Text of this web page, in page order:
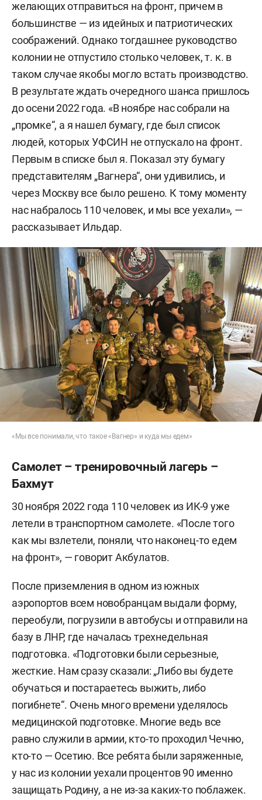
желающих отправиться на фронт, причем в
большинстве — из идейных и патриотических
соображений. Однако тогдашнее руководство
колонии не отпустило столько человек, т. к. в
таком случае якобы могло встать производство.
В результате ждать очередного шанса пришлось
до осени 2022 года. «В ноябре нас собрали на
„промке“, а я нашел бумагу, где был список
людей, которых УФСИН не отпускало на фронт.
Первым в списке был я. Показал эту бумагу
представителям „Вагнера“, они удивились, и
через Москву все было решено. К тому моменту
нас набралось 110 человек, и мы все уехали», —
рассказывает Ильдар.
«Мы все понимали, что такое «Вагнер» и куда мы едем»
Самолет – тренировочный лагерь –
Бахмут
30 ноября 2022 года 110 человек из ИК-9 уже
летели в транспортном самолете. «После того
как мы взлетели, поняли, что наконец-то едем
на фронт», — говорит Акбулатов.
После приземления в одном из южных
аэропортов всем новобранцам выдали форму,
переобули, погрузили в автобусы и отправили на
базу в ЛНР, где началась трехнедельная
подготовка. «Подготовки были серьезные,
жесткие. Нам сразу сказали: „Либо вы будете
обучаться и постараетесь выжить, либо
погибнете“. Очень много времени уделялось
медицинской подготовке. Многие ведь все
равно служили в армии, кто-то проходил Чечню,
кто-то — Осетию. Все ребята были заряженные,
у нас из колонии уехали процентов 90 именно
защищать Родину, а не из-за каких-то поблажек.